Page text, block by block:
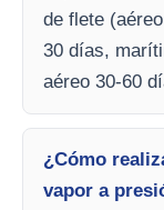
de flete
30 días,
aéreo 30-60
¿Cómo
vapor a